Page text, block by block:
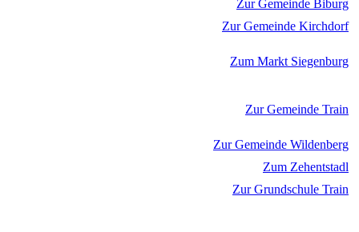
Zur Gemeinde Biburg
Zur Gemeinde Kirchdorf
Zum Markt Siegenburg
Zur Gemeinde Train
Zur Gemeinde Wildenberg
Zum Zehentstadl
Zur Grundschule Train